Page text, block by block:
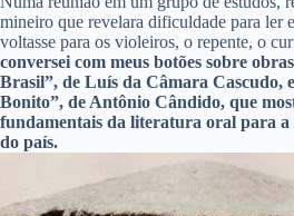
mineiro que revelara dificuldade para ler
voltasse para os violeiros, o repente, o
conversei com meus botões sobre
Brasil”, de Luís da Câmara Cascudo,
Bonito”, de Antônio Cândido, que
fundamentais da literatura oral para a
do país.